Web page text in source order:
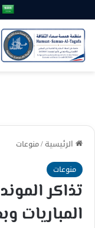
الرئيسية/منوعات
منوعات
تذاكر
المباريات